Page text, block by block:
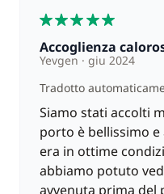
Accoglienza
Yevgen
giu 2024
Tradotto
Siamo stati accolti
porto è bellissimo e
era in ottime
abbiamo potuto
avvenuta prima del